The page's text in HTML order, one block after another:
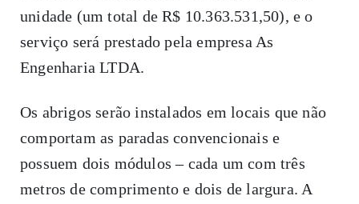
unidade (um total de R$ 10.363.531,50), e o
serviço será prestado pela empresa As
Engenharia LTDA.
Os abrigos serão instalados em locais que não
comportam as paradas convencionais e
possuem dois módulos – cada um com três
metros de comprimento e dois de largura. A